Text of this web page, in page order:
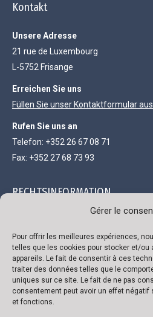
Gérer le
Pour offrir les meilleures expériences,
telles que les cookies pour stocker et/ou
appareils. Le fait de consentir à ces
traiter des données telles que le
uniques sur ce site. Le fait de ne pas
consentement peut avoir un effet
et fonctions.
Kontakt
Unsere Adresse
21 rue de Luxembourg
L-5752 Frisange
Erreichen Sie uns
Füllen Sie unser Kontaktformular aus
Rufen Sie uns an
Telefon: +352 26 67 08 71
Fax: +352 27 68 73 93
RECHTSINFORMATION
111.300 €
R.C. Luxembourg B 118719
Genehmigungsnummer 136879/2
Umsatzsteuer-
Bank: ING